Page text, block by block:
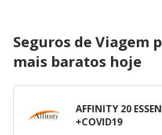
Seguros de Viagem
mais baratos hoje
AFFINITY 20
+COVID19